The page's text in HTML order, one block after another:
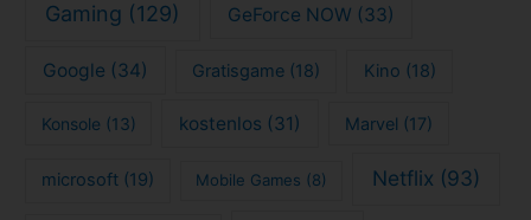
Gaming (129) GeForce NOW (33)
Google (34) Gratisgame (18) Kino (18)
Konsole (13) kostenlos (31) Marvel (17)
microsoft (19) Mobile Games (8) Netflix (93)